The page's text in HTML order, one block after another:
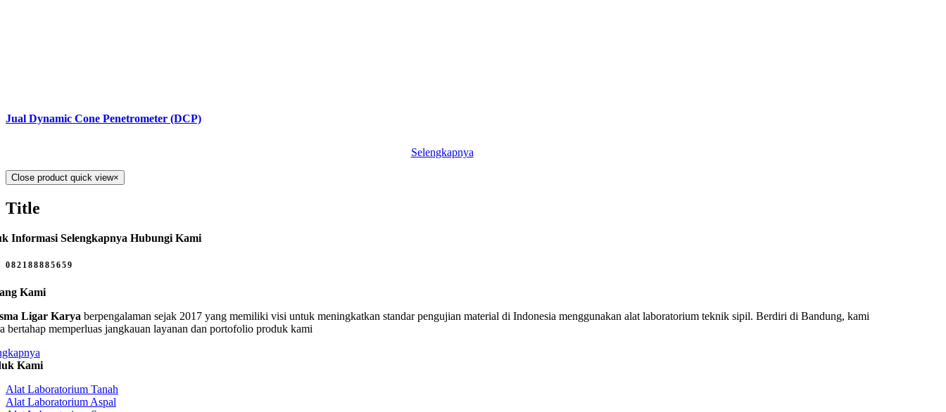
Jual Dynamic Cone Penetrometer (DCP)
Selengkapnya
Close product quick view×
Title
Informasi Selengkapnya Hubungi Kami
082188885659
Kami
Ligar Karya berpengalaman sejak 2017 yang memiliki visi untuk meningkatkan standar pengujian material di Indonesia menggunakan alat laboratorium teknik sipil. Berdiri di Bandung, kami
bertahap memperluas jangkauan layanan dan portofolio produk kami
Kami
Alat Laboratorium Tanah
Alat Laboratorium Aspal